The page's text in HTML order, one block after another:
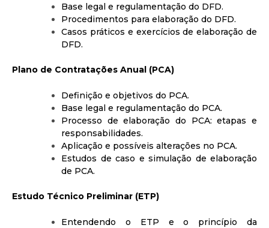
Base legal e regulamentação do DFD.
Procedimentos para elaboração do DFD.
Casos práticos e exercícios de elaboração de
DFD.
Plano de Contratações Anual (PCA)
Definição e objetivos do PCA.
Base legal e regulamentação do PCA.
Processo de elaboração do PCA: etapas e
responsabilidades.
Aplicação e possíveis alterações no PCA.
Estudos de caso e simulação de elaboração
de PCA.
Estudo Técnico Preliminar (ETP)
Entendendo o ETP e o princípio da